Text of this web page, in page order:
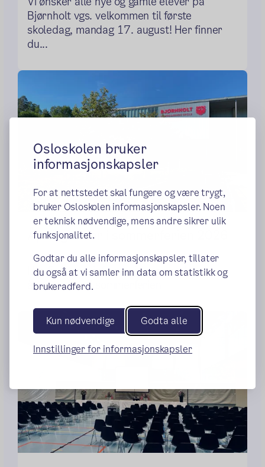
Osloskolen bruker
informasjonskapsler
For at nettstedet skal fungere og være trygt,
bruker Osloskolen informasjonskapsler. Noen
er teknisk nødvendige, mens andre sikrer ulik
funksjonalitet.
Godtar du alle informasjonskapsler, tillater
du også at vi samler inn data om statistikk og
brukeradferd.
Kun nødvendige Godta alle
Innstillinger for informasjonskapsler
Bjørnholt vgs. velkommen til første
skoledag, mandag 17. august! Her finner
du...
Åpningstider i sommerferien 2026
Her finner du informasjon om skolens
åpningstider i sommerferien.